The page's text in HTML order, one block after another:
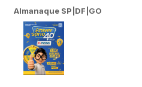
Almanaque SP|DF|GO